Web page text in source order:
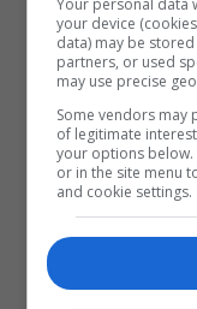
your device
data) may be
partners, or used
may use precise
Some vendors may
of legitimate
your options
or in the site menu
and cookie settings.